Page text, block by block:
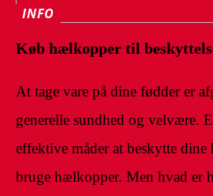
INFO
Køb hælkopper til
At tage vare på dine fødder er
generelle sundhed og velvære.
effektive måder at beskytte dine
bruge hælkopper. Men hvad er